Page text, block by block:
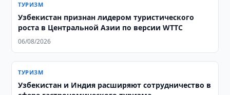
ТУРИЗМ
Узбекистан признан лидером туристического
роста в Центральной Азии по версии WTTC
06/08/2026
ТУРИЗМ
Узбекистан и Индия расширяют сотрудничество в